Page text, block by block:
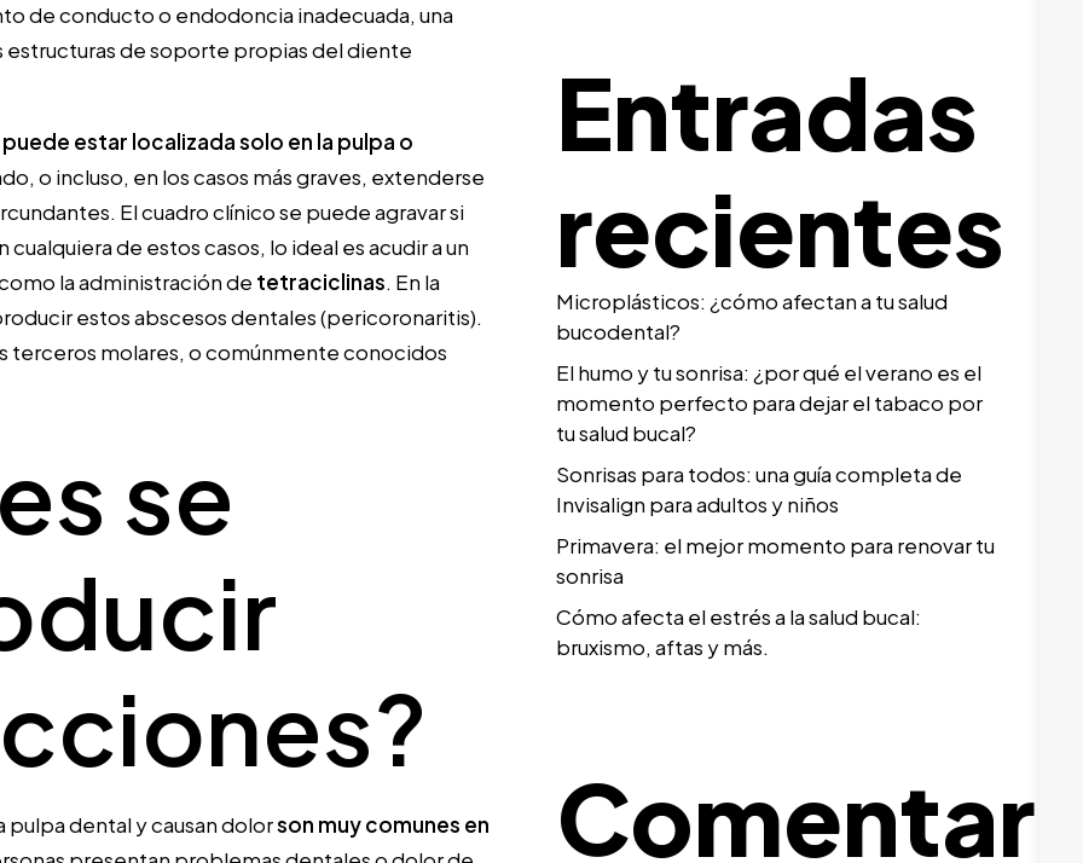
de conducto o endodoncia inadecuada, una
estructuras de soporte propias del diente
puede estar localizada solo en la pulpa o
o incluso, en los casos más graves, extenderse
El cuadro clínico se puede agravar si
de estos casos, lo ideal es acudir a un
la administración de tetraciclinas. En la
estos abscesos dentales (pericoronaritis).
terceros molares, o comúnmente conocidos
se
pulpa dental y causan dolorson muy comunes en
Entradas
recientes
Microplásticos: ¿cómo afectan a tu salud
bucodental?
El humo y tu sonrisa: ¿por qué el verano es el
momento perfecto para dejar el tabaco por
tu salud bucal?
Sonrisas para todos: una guía completa de
Invisalign para adultos y niños
Primavera: el mejor momento para renovar tu
sonrisa
Cómo afecta el estrés a la salud bucal:
bruxismo, aftas y más.